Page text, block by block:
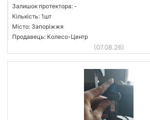
Залишок протектора: -
Кількість: 1шт
Місто: Запоріжжя
Продавець: Колесо-Центр
(07.08.26)